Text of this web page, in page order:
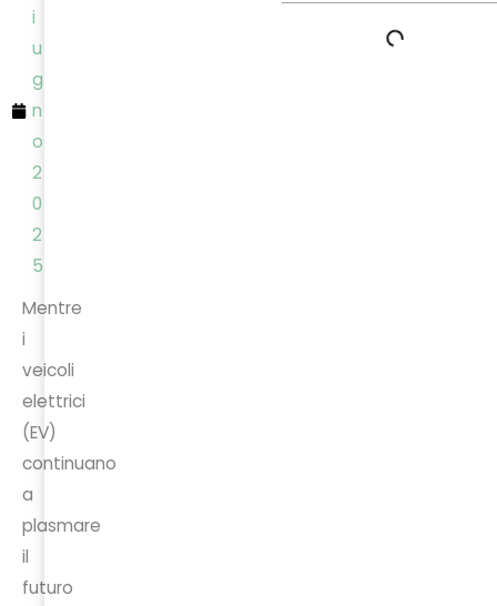
i
u
g
n
o
2
0
2
5
Mentre
i
veicoli
elettrici
(EV)
continuano
a
plasmare
il
futuro